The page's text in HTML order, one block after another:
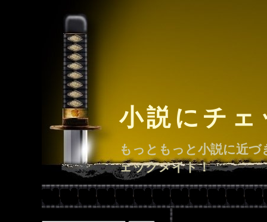
小説にチ
もっともっと小説に近
ェックメイト！